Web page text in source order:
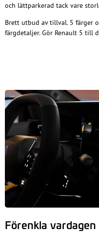
och lättparkerad tack vare
Brett utbud av tillval. 5 färger
färgdetaljer. Gör Renault 5 till
Förenkla vardagen